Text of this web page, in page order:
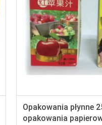
Opakowania płynne
opakowania